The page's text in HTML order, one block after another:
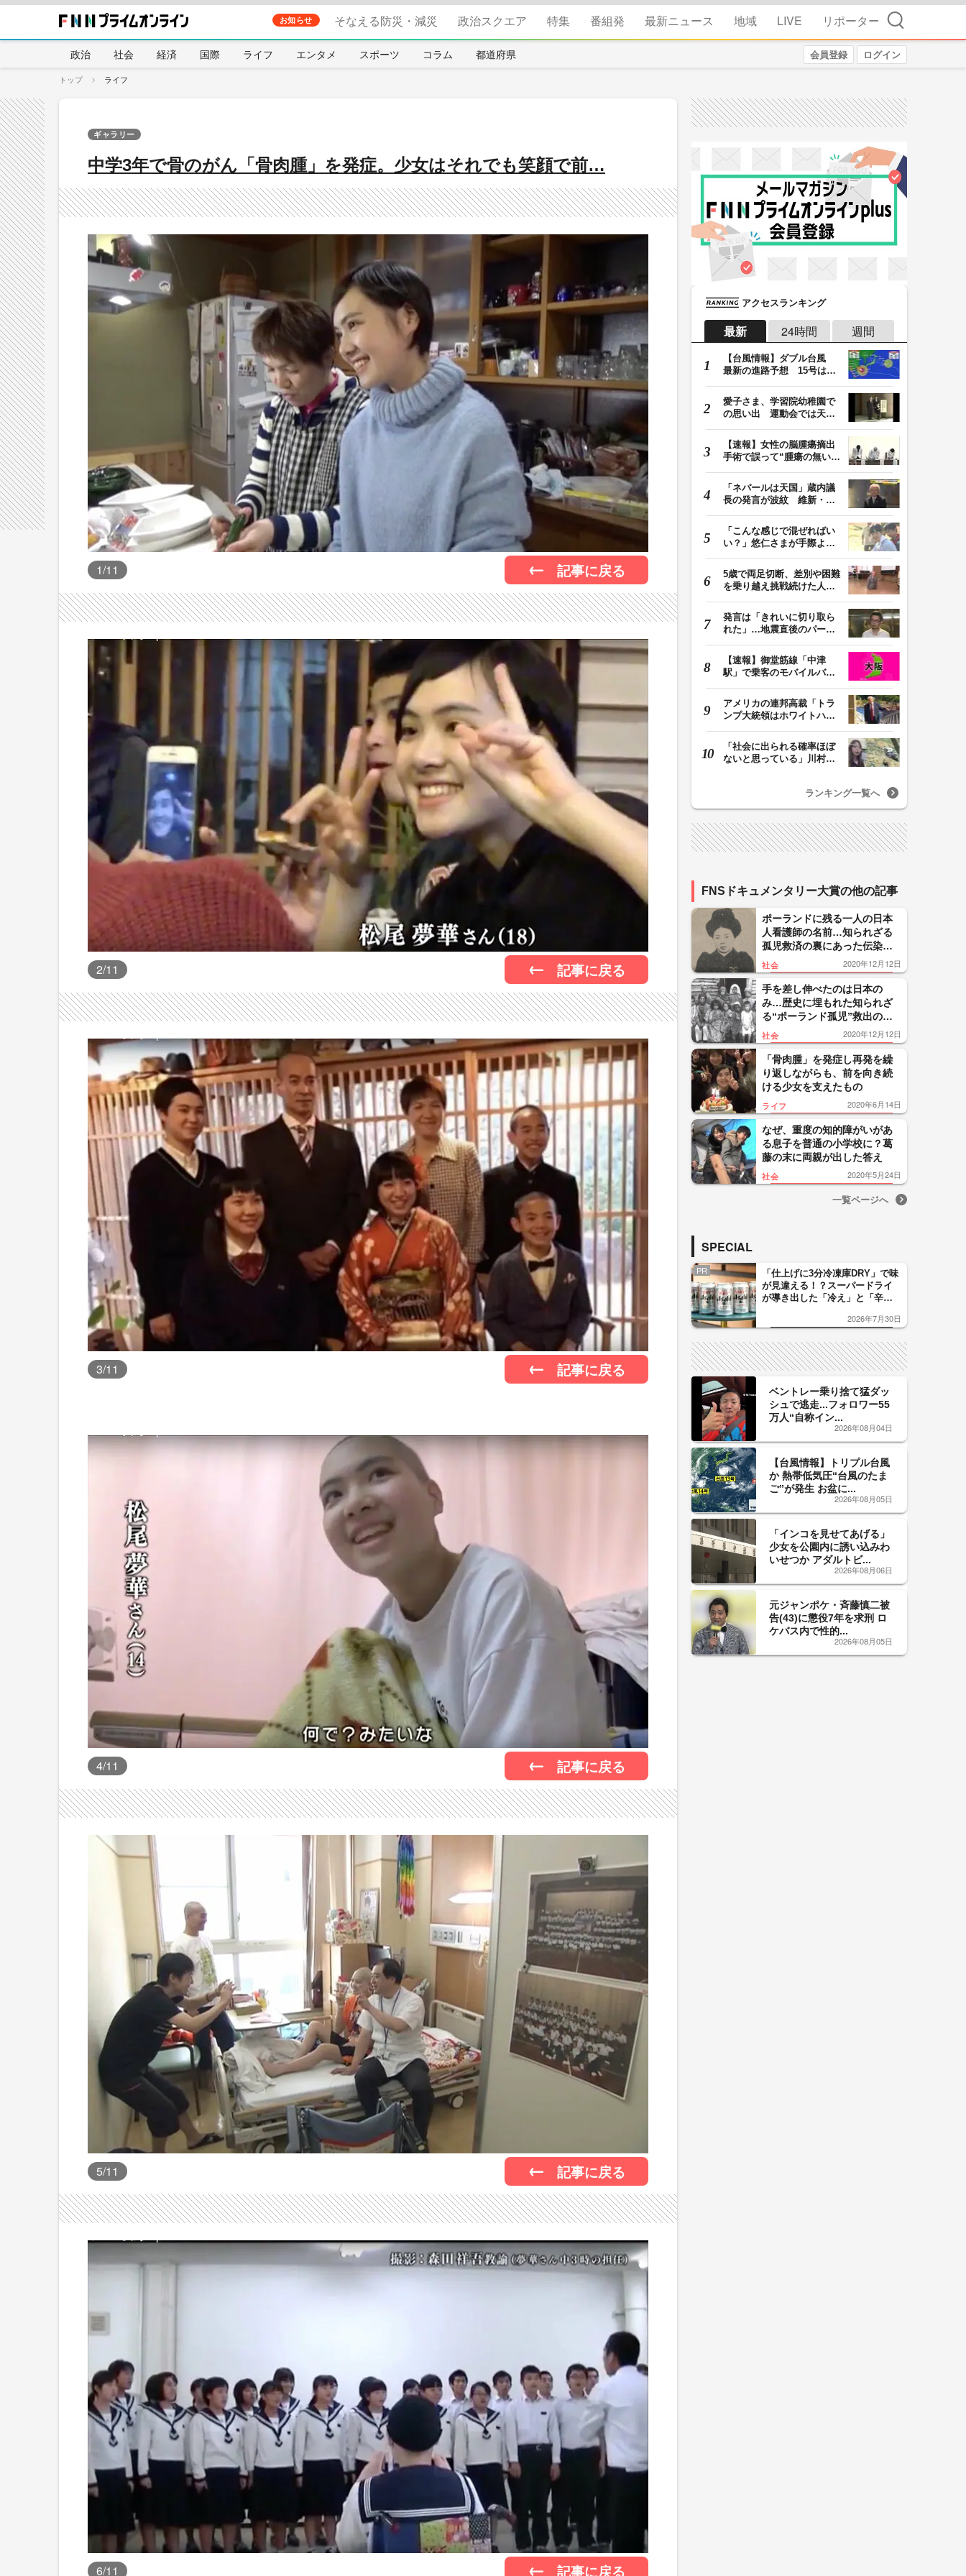
お知らせ そなえる防災・減災 政治スクエア 特集 番組発 最新ニュース 地域 LIVE リポーター 検索
政治 社会 経済 国際 ライフ エンタメ スポーツ コラム 都道府県 会員登録 ログイン
トップ ライフ
中学3年で骨のがん「骨肉腫」を発症。少女はそれでも笑顔で前…
ギャラリー
1/11 記事に戻る
2/11 記事に戻る
3/11 記事に戻る
4/11 記事に戻る
5/11 記事に戻る
6/11 記事に戻る
アクセスランキング
最新 24時間 週間
【台風情報】ダブル台風
最新の進路予想 15号は北
愛子さま、学習院幼稚園で
の思い出 運動会では天皇
【速報】女性の脳腫瘍摘出
手術で誤って“腫瘍の無い部
「ネパールは天国」蔵内議
長の発言が波紋 維新・吉
「こんな感じで混ぜればい
い？」悠仁さまが手際よく
5歳で両足切断、差別や困難
を乗り越え挑戦続けた人
発言は「きれいに切り取ら
れた」…地震直後のパーテ
【速報】御堂筋線「中津
駅」で乗客のモバイルバッ
アメリカの連邦高裁「トラ
ンプ大統領はホワイトハウ
「社会に出られる確率ほぼ
ないと思っている」川村葉
ランキング一覧へ
FNSドキュメンタリー大賞の他の記事
ポーランドに残る一人の日本
人看護師の名前…知られざる
孤児救済の裏にあった伝染病
との闘い
社会 2020年12月12日
手を差し伸べたのは日本の
み…歴史に埋もれた知られざ
る“ポーランド孤児”救出の軌
跡
社会 2020年12月12日
「骨肉腫」を発症し再発を繰
り返しながらも、前を向き続
ける少女を支えたもの
ライフ 2020年6月14日
なぜ、重度の知的障がいがあ
る息子を普通の小学校に？葛
藤の末に両親が出した答え
社会 2020年5月24日
一覧ページへ
SPECIAL
PR
「仕上げに3分冷凍庫DRY」で味
が見違える！？スーパードライ
が導き出した「冷え」と「辛
した「辛口カーブ」が飲み頃の
2026年7月30日
ベントレー乗り捨て猛ダッ
シュで逃走...フォロワー55
万人“自称イン...
2026年08月04日
【台風情報】トリプル台風
か 熱帯低気圧“台風のたま
ご”が発生 お盆に...
2026年08月05日
「インコを見せてあげる」
少女を公園内に誘い込みわ
いせつか アダルトビ...
2026年08月06日
元ジャンポケ・斉藤慎二被
告(43)に懲役7年を求刑 ロ
ケバス内で性的...
2026年08月05日